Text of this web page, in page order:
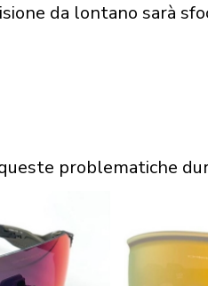
da lontano sarà
problematiche